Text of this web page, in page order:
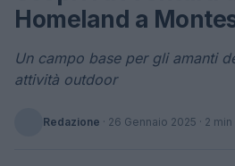
Homeland a
Un campo base per gli amanti
attività outdoor
Redazione · 26 Gennaio 2025 · 2 min